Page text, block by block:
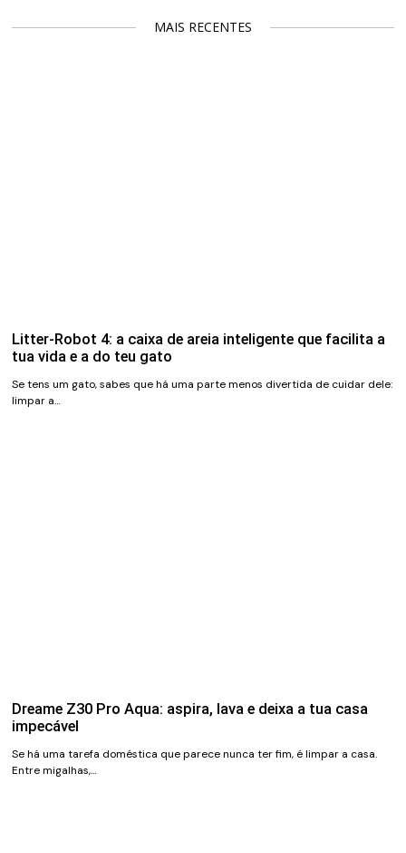
MAIS RECENTES
Litter-Robot 4: a caixa de areia inteligente que facilita a
tua vida e a do teu gato
Se tens um gato, sabes que há uma parte menos divertida de cuidar dele:
limpar a…
Dreame Z30 Pro Aqua: aspira, lava e deixa a tua casa
impecável
Se há uma tarefa doméstica que parece nunca ter fim, é limpar a casa.
Entre migalhas,…